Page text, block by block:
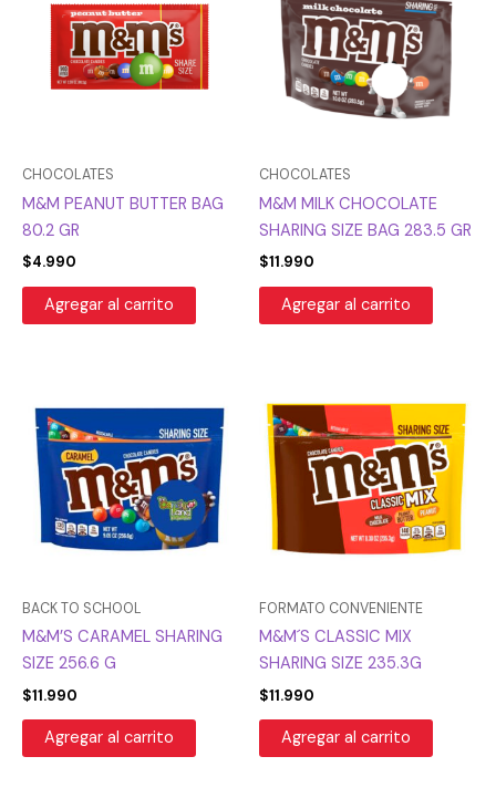
CHOCOLATES
M&M PEANUT BUTTER BAG
80.2 GR
$4.990
Agregar al carrito
CHOCOLATES
M&M MILK CHOCOLATE
SHARING SIZE BAG 283.5 GR
$11.990
Agregar al carrito
BACK TO SCHOOL
M&M’S CARAMEL SHARING
SIZE 256.6 G
$11.990
Agregar al carrito
FORMATO CONVENIENTE
M&M´S CLASSIC MIX
SHARING SIZE 235.3G
$11.990
Agregar al carrito